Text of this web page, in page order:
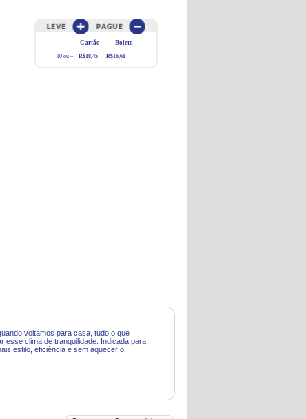
Cartão Boleto
10 ou + R$18,45 R$16,61
voltamos para casa, tudo o que
esse clima de tranquilidade. Indicada para
estilo, eficiência e sem aquecer o